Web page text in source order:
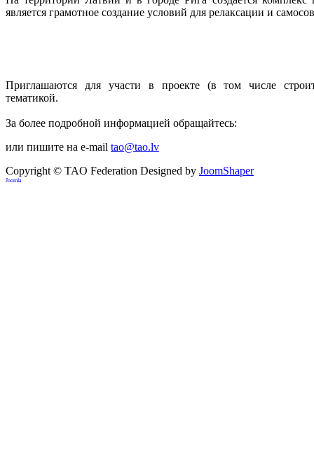
является грамотное создание условий для релаксации и
Приглашаются для участи в проекте (в том числе
тематикой.
За более подробной информацией обращайтесь:
или пишите на e-mail tao@tao.lv
Copyright © TAO Federation Designed by JoomShaper
Joomla